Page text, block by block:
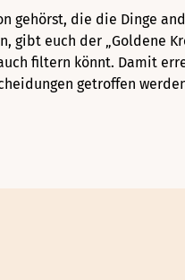
gehörst, die die Dinge
gibt euch der „Goldene
filtern könnt. Damit
getroffen